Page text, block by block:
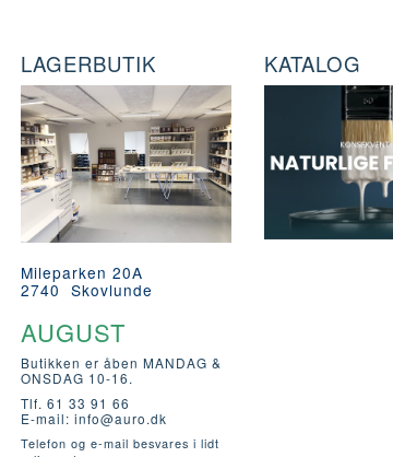
LAGERBUTIK
Mileparken 20A
2740 Skovlunde
AUGUST
Butikken er åben MANDAG &
ONSDAG 10-16.
Tlf. 61 33 91 66
E-mail: info@auro.dk
Telefon og e-mail besvares i lidt
KATALOG